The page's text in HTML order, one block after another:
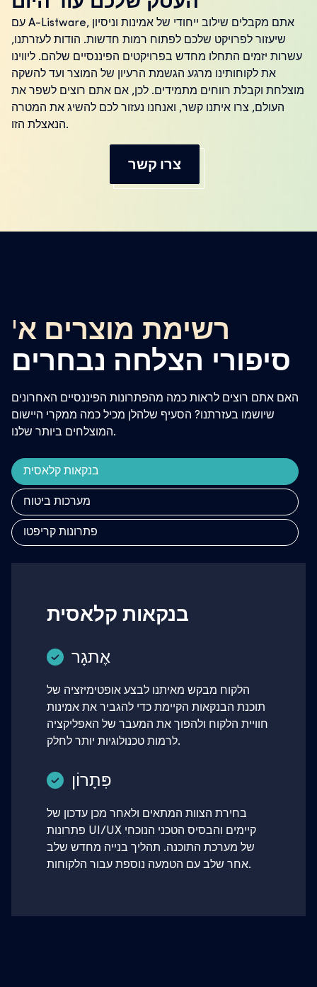
עם A-Listware, אתם מקבלים שילוב ייחודי של אמינות וניסיון
שיעזור לפרויקט שלכם לפתוח רמות חדשות. הודות לעזרתנו,
עשרות יזמים התחלו מחדש בפרויקטים הפיננסיים שלהם. ליווינו
את לקוחותינו מרגע הגשמת הרעיון של המוצר ועד להשקה
מוצלחת וקבלת רווחים מתמידים. לכן, אם אתם רוצים לשפר את
העולם, צרו איתנו קשר, ואנחנו נעזור לכם להשיג את המטרה
הנאצלת הזו.
צרו קשר
רשימת מוצרים א'
סיפורי הצלחה נבחרים
האם אתם רוצים לראות כמה מהפתרונות הפיננסיים האחרונים
שיושמו בעזרתנו? הסעיף שלהלן מכיל כמה ממקרי היישום
המוצלחים ביותר שלנו.
בנקאות קלאסית
מערכות ביטוח
פתרונות קריפטו
בנקאות קלאסית
אֶתגָר
הלקוח מבקש מאיתנו לבצע אופטימיזציה של
תוכנת הבנקאות הקיימת כדי להגביר את אמינות
חוויית הלקוח ולהפוך את המעבר של האפליקציה
לרמות טכנולוגיות יותר לחלק.
פִּתָרוֹן
בחירת הצוות המתאים ולאחר מכן עדכון של
פתרונות UI/UX קיימים והבסיס הטכני הנוכחי
של מערכת התוכנה. תהליך בנייה מחדש שלב
אחר שלב עם הטמעה נוספת עבור הלקוחות.